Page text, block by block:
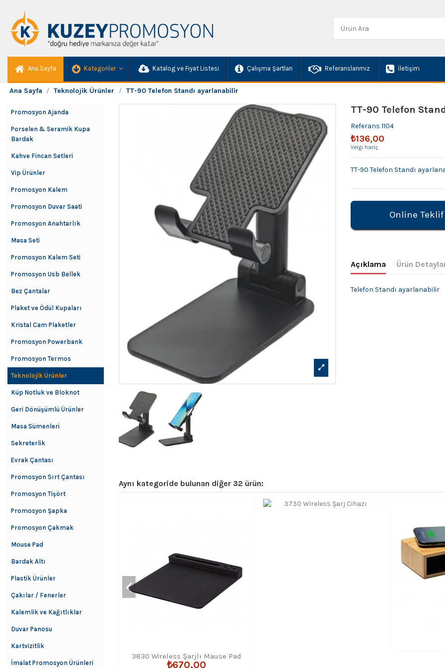
Ana Sayfa Kategoriler Katalog ve Fiyat Listesi Çalışma Şartları Referanslarımız İletişim
Ana Sayfa Teknolojik Ürünler TT-90 Telefon Standı ayarlanabilir
TT-90 Telefon
Referans 1104
₺136,00
Vergi hariç
TT-90 Telefon Standı
Online Teklif
Açıklama Ürün
Telefon Standı ayarlanabilir
Aynı kategoride bulunan diğer 32 ürün:
3830 Wireless Şarjlı Mause Pad
₺670,00
Promosyon Ajanda
Porselen & Seramik Kupa
Bardak
Kahve Fincan Setleri
Vip Ürünler
Promosyon Kalem
Promosyon Duvar Saati
Promosyon Anahtarlık
Masa Seti
Promosyon Kalem Seti
Promosyon Usb Bellek
Bez Çantalar
Plaket ve Ödül Kupaları
Kristal Cam Plaketler
Promosyon Powerbank
Promosyon Termos
Teknolojik Ürünler
Küp Notluk ve Bloknot
Geri Dönüşümlü Ürünler
Masa Sümenleri
Sekreterlik
Evrak Çantası
Promosyon Sırt Çantası
Promosyon Tişört
Promosyon Şapka
Promosyon Çakmak
Mouse Pad
Bardak Altı
Plastik Ürünler
Çakılar / Fenerler
Kalemlik ve Kağıtlıklar
Duvar Panosu
Kartvizitlik
İmalat Promosyon Ürünleri